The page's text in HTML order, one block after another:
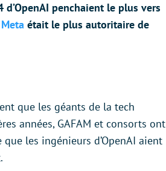
d’OpenAI penchaient le plus vers
était le plus autoritaire de
que les géants de la tech
années, GAFAM et consorts ont
les ingénieurs d’OpenAI aient